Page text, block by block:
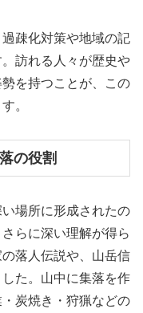
疎化対策や地域の記
訪れる人々が歴史や
を持つことが、この
。
の役割
場所に形成されたの
らに深い理解が得ら
落人伝説や、山岳信
た。山中に集落を作
炭焼き・狩猟などの